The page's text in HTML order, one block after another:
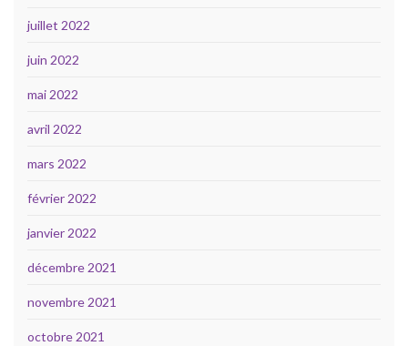
juillet 2022
juin 2022
mai 2022
avril 2022
mars 2022
février 2022
janvier 2022
décembre 2021
novembre 2021
octobre 2021